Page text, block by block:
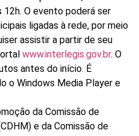
12h. O evento poderá ser
ligadas à rede, por meio
assistir a partir de seu
www.interlegis.gov.br. O
antes do início. É
o Windows Media Player e
da Comissão de
e da Comissão de